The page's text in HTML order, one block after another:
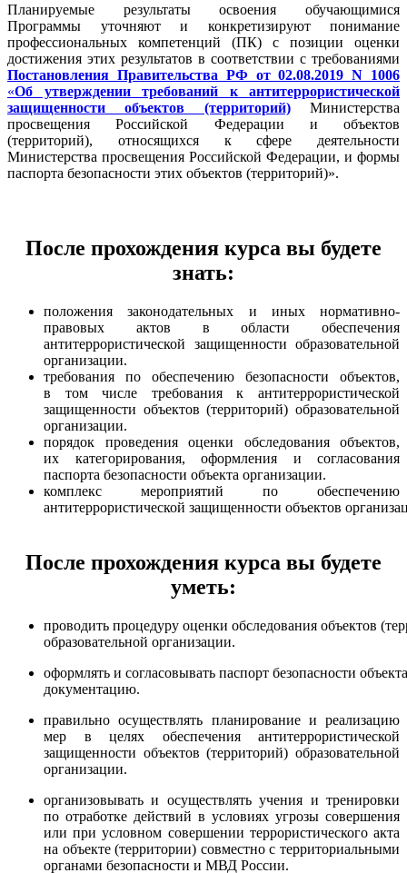
Планируемые результаты освоения обучающимися
Программы уточняют и конкретизируют понимание
профессиональных компетенций (ПК) с позиции оценки
достижения этих результатов в соответствии с требованиями
Постановления Правительства РФ от 02.08.2019 N 1006
«Об утверждении требований к антитеррористической
защищенности объектов (территорий)
Министерства
просвещения Российской Федерации и объектов
(территорий), относящихся к сфере деятельности
Министерства просвещения Российской Федерации, и формы
паспорта безопасности этих объектов (территорий)».
После прохождения курса вы будете
знать:
положения законодательных и иных нормативно-
правовых актов в области обеспечения
антитеррористической защищенности образовательной
организации.
требования по обеспечению безопасности объектов,
в том числе требования к антитеррористической
защищенности объектов (территорий) образовательной
организации.
порядок проведения оценки обследования объектов,
их категорирования, оформления и согласования
паспорта безопасности объекта организации.
комплекс мероприятий по обеспечению
антитеррористической защищенности объектов
После прохождения курса вы будете
уметь:
проводить процедуру оценки обследования объектов
образовательной организации.
оформлять и согласовывать паспорт безопасности
документацию.
правильно осуществлять планирование и реализацию
мер в целях обеспечения антитеррористической
защищенности объектов (территорий) образовательной
организации.
организовывать и осуществлять учения и тренировки
по отработке действий в условиях угрозы совершения
или при условном совершении террористического акта
на объекте (территории) совместно с территориальными
органами безопасности и МВД России.